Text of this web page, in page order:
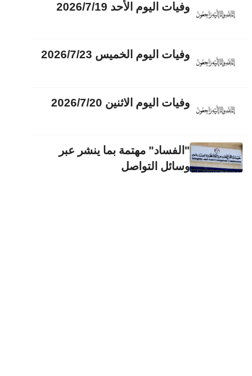
وفيات اليوم الأحد 2026/7/19
وفيات اليوم الخميس 2026/7/23
وفيات اليوم الاثنين 2026/7/20
"الفساد" مهتمة بما ينشر عبر
وسائل التواصل